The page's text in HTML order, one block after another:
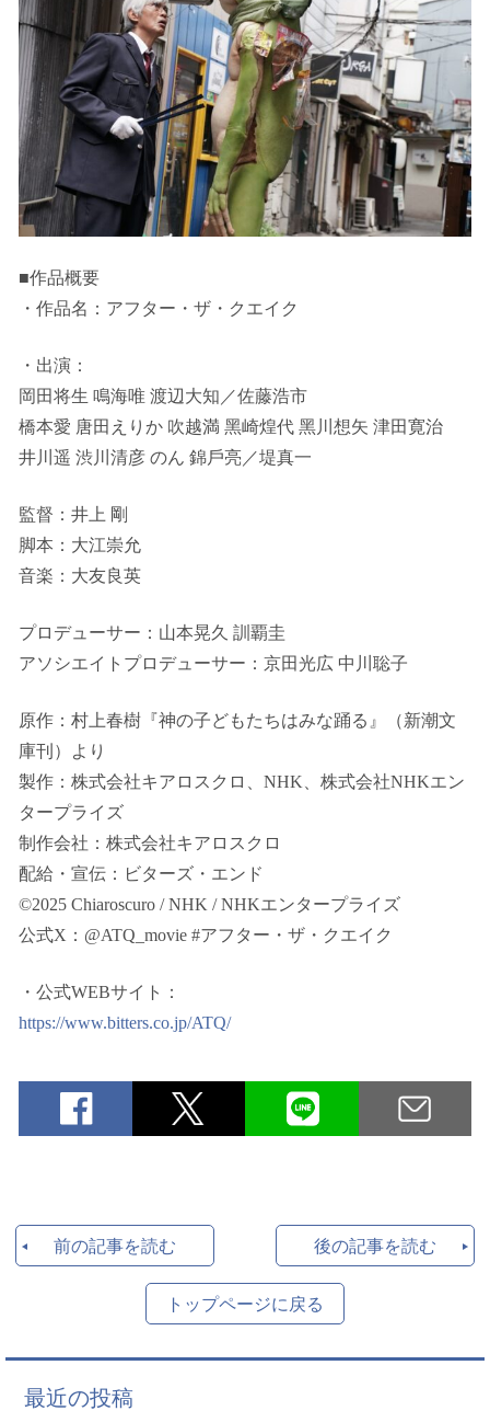
■作品概要
・作品名：アフター・ザ・クエイク
・出演：
岡⽥将⽣ 鳴海唯 渡辺⼤知／佐藤浩市
橋本愛 唐⽥えりか 吹越満 ⿊崎煌代 ⿊川想⽮ 津⽥寛治
井川遥 渋川清彦 のん 錦⼾亮／堤真⼀
監督：井上 剛
脚本：⼤江崇允
⾳楽：⼤友良英
プロデューサー：⼭本晃久 訓覇圭
アソシエイトプロデューサー：京⽥光広 中川聡⼦
原作：村上春樹『神の⼦どもたちはみな踊る』（新潮⽂
庫刊）より
製作：株式会社キアロスクロ、NHK、株式会社NHKエン
タープライズ
制作会社：株式会社キアロスクロ
配給・宣伝：ビターズ・エンド
©2025 Chiaroscuro / NHK / NHKエンタープライズ
公式X：@ATQ_movie #アフター・ザ・クエイク
・公式WEBサイト：
https://www.bitters.co.jp/ATQ/
前の記事を読む 後の記事を読む
トップページに戻る
最近の投稿